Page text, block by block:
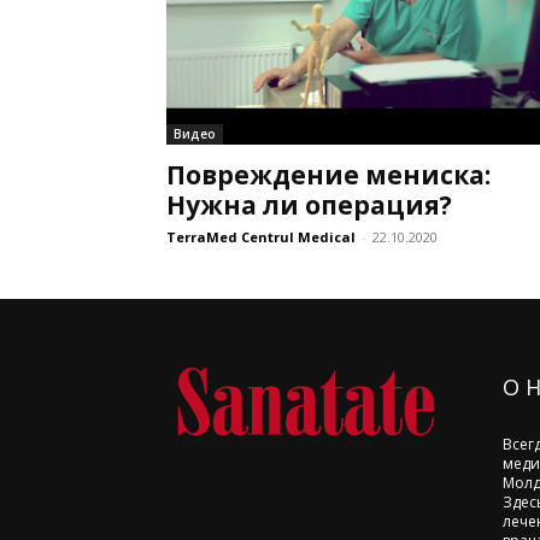
Видео
Повреждение мениска:
Нужна ли операция?
TerraMed Centrul Medical - 22.10.2020
О